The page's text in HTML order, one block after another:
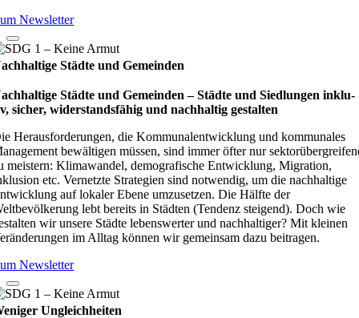
Newsletter
Städte und Gemeinden
Städte und Gemeinden – Städte und Sied­lun­gen inklu­
sicher, wider­stands­fä­hig und nach­hal­tig gestal­ten
Herausforderungen, die Kommunalentwicklung und kommunales
bewältigen müssen, sind immer öfter nur
meistern: Klimawandel, demografische Entwicklung, Migration,
etc. Vernetzte Strategien sind notwendig, um die nachhaltige
auf lokaler Ebene umzusetzen. Die Hälfte der
lebt bereits in Städten (Tendenz steigend). Doch wie
wir unsere Städte lebenswerter und nachhaltiger? Mit kleinen
im Alltag können wir gemeinsam dazu beitragen.
Newsletter
Ungleichheiten